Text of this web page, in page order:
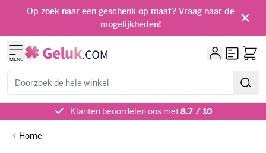
Ga naar de inhoud
Op zoek naar een geschenk op maat? Vraag naar de
mogelijkheden!
MENU
Offerte
Klanten beoordelen ons met8.7 / 10
Home